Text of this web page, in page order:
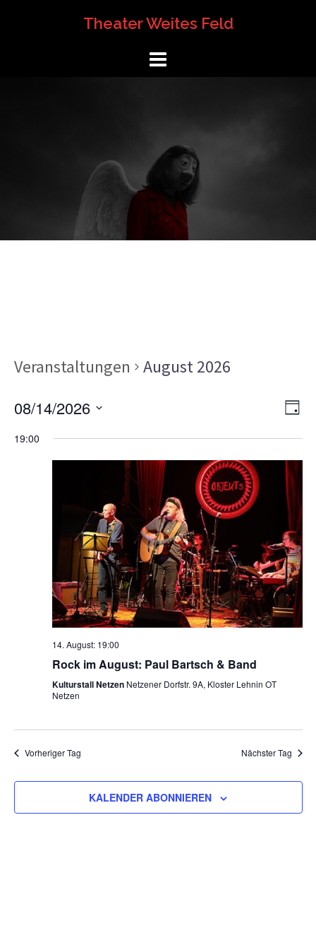
Theater Weites Feld
Veranstaltungen August 2026
TAG
08/14/2026
19:00
14. August: 19:00
Rock im August: Paul Bartsch & Band
Kulturstall Netzen Netzener Dorfstr. 9A, Kloster Lehnin OT
Netzen
Vorheriger Tag Nächster Tag
KALENDER ABONNIEREN